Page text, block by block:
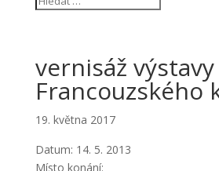
vernisáž výstavy
Francouzského
19. května 2017
Datum: 14. 5. 2013
Místo konání: